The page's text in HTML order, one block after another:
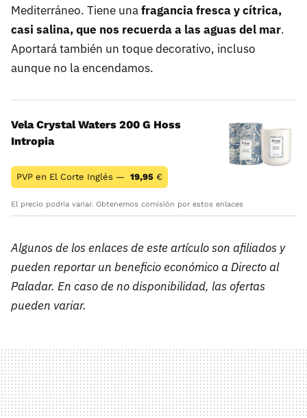
Mediterráneo. Tiene unafragancia fresca y cítrica,
casi salina, que nos recuerda a las aguas del mar.
Aportará también un toque decorativo, incluso
aunque no la encendamos.
Vela Crystal Waters 200 G Hoss
Intropia
PVP en El Corte Inglés — 19,95 €
El precio podría variar. Obtenemos comisión por estos enlaces
Algunos de los enlaces de este artículo son afiliados y
pueden reportar un beneficio económico a Directo al
Paladar. En caso de no disponibilidad, las ofertas
pueden variar.